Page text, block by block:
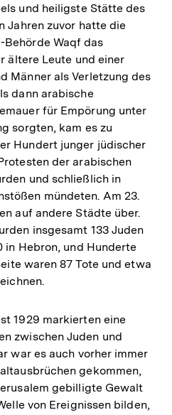
und heiligste Stätte des
Jahren zuvor hatte die
Behörde Waqf das
ältere Leute und einer
Männer als Verletzung des
dann arabische
für Empörung unter
sorgten, kam es zu
Hundert junger jüdischer
der arabischen
und schließlich in
mündeten. Am 23.
auf andere Städte über.
insgesamt 133 Juden
in Hebron, und Hunderte
waren 87 Tote und etwa
1929 markierten eine
zwischen Juden und
war es auch vorher immer
gekommen,
gebilligte Gewalt
von Ereignissen bilden,